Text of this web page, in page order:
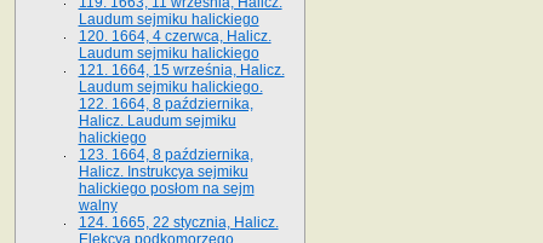
Laudum sejmiku halickiego
120. 1664, 4 czerwca, Halicz.
Laudum sejmiku halickiego
121. 1664, 15 września, Halicz.
Laudum sejmiku halickiego.
122. 1664, 8 października,
Halicz. Laudum sejmiku
halickiego
123. 1664, 8 października,
Halicz. Instrukcya sejmiku
halickiego posłom na sejm
walny
124. 1665, 22 stycznia, Halicz.
Elekcya podkomorzego